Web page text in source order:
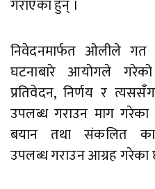
गराएका हुन् ।
निवेदनमार्फत ओलीले
घटनाबारे आयोगले
प्रतिवेदन, निर्णय र
उपलब्ध गराउन माग
बयान तथा संकलित
उपलब्ध गराउन आग्रह गरेका